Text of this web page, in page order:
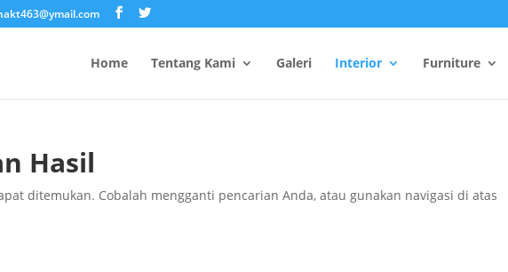
Home Tentang Kami Galeri Interior Furniture
Hasil
ditemukan. Cobalah mengganti pencarian Anda, atau gunakan navigasi di atas